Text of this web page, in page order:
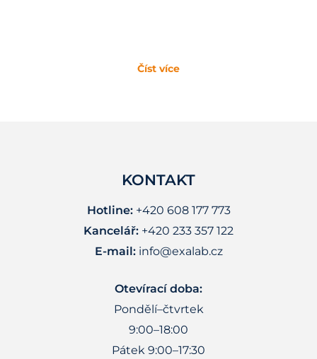
Číst více
KONTAKT
Hotline:+420 608 177 773
Kancelář: +420 233 357 122
E-mail: info@exalab.cz
Otevírací doba:
Pondělí–čtvrtek
9:00–18:00
Pátek 9:00–17:30